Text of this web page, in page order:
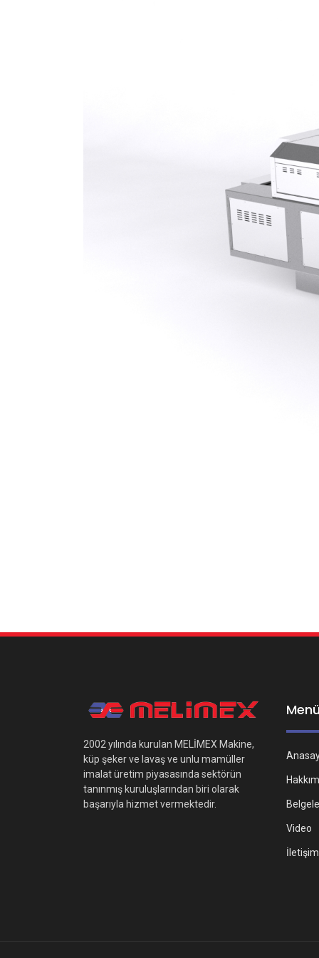
2002 yılında kurulan MELİMEX Makine,
küp şeker ve lavaş ve unlu mamüller
imalat üretim piyasasında sektörün
tanınmış kuruluşlarından biri olarak
başarıyla hizmet vermektedir.
Video
İletişim